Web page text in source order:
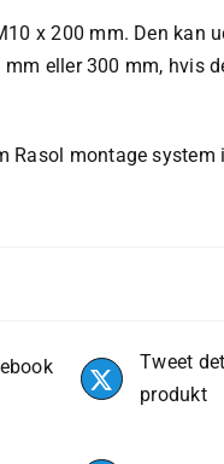
x 200 mm. Den kan
eller 300 mm, hvis
Rasol montage system
Tweet
produkt